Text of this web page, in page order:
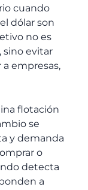
cuando
dólar son
no es
sino evitar
empresas,
flotación
se
y demanda
o
detecta
a